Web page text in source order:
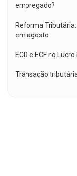
empregado?
Reforma
em agosto
ECD e ECF no
Transação